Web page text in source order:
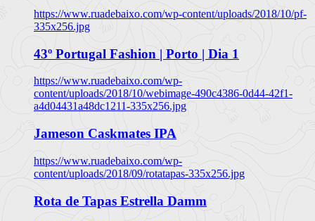
https://www.ruadebaixo.com/wp-content/uploads/2018/10/pf-
335x256.jpg
43º Portugal Fashion | Porto | Dia 1
https://www.ruadebaixo.com/wp-
content/uploads/2018/10/webimage-490c4386-0d44-42f1-
a4d04431a48dc1211-335x256.jpg
Jameson Caskmates IPA
https://www.ruadebaixo.com/wp-
content/uploads/2018/09/rotatapas-335x256.jpg
Rota de Tapas Estrella Damm